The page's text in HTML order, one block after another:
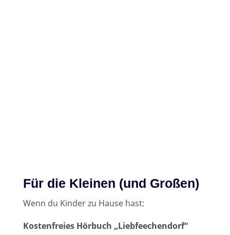
Für die Kleinen (und Großen)
Wenn du Kinder zu Hause hast:
Kostenfreies Hörbuch „Liebfeechendorf“